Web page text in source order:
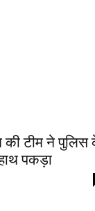
की टीम ने
पकड़ा